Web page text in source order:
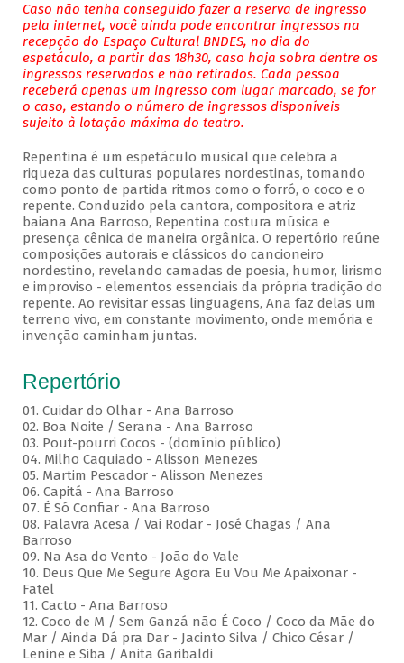
Caso não tenha conseguido fazer a reserva de ingresso
pela internet, você ainda pode encontrar ingressos na
recepção do Espaço Cultural BNDES, no dia do
espetáculo, a partir das 18h30, caso haja sobra dentre os
ingressos reservados e não retirados. Cada pessoa
receberá apenas um ingresso com lugar marcado, se for
o caso, estando o número de ingressos disponíveis
sujeito à lotação máxima do teatro.
Repentina é um espetáculo musical que celebra a
riqueza das culturas populares nordestinas, tomando
como ponto de partida ritmos como o forró, o coco e o
repente. Conduzido pela cantora, compositora e atriz
baiana Ana Barroso, Repentina costura música e
presença cênica de maneira orgânica. O repertório reúne
composições autorais e clássicos do cancioneiro
nordestino, revelando camadas de poesia, humor, lirismo
e improviso - elementos essenciais da própria tradição do
repente. Ao revisitar essas linguagens, Ana faz delas um
terreno vivo, em constante movimento, onde memória e
invenção caminham juntas.
Repertório
01. Cuidar do Olhar - Ana Barroso
02. Boa Noite / Serana - Ana Barroso
03. Pout-pourri Cocos - (domínio público)
04. Milho Caquiado - Alisson Menezes
05. Martim Pescador - Alisson Menezes
06. Capitá - Ana Barroso
07. É Só Confiar - Ana Barroso
08. Palavra Acesa / Vai Rodar - José Chagas / Ana
Barroso
09. Na Asa do Vento - João do Vale
10. Deus Que Me Segure Agora Eu Vou Me Apaixonar -
Fatel
11. Cacto - Ana Barroso
12. Coco de M / Sem Ganzá não É Coco / Coco da Mãe do
Mar / Ainda Dá pra Dar - Jacinto Silva / Chico César /
Lenine e Siba / Anita Garibaldi